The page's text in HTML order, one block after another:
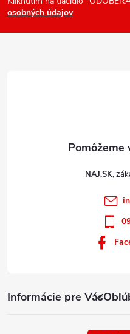
v
ý
i
osobných údajov
Informácie pre Vás
NAJ.SK